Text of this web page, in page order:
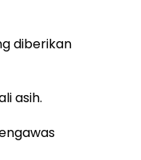
diberikan
asih.